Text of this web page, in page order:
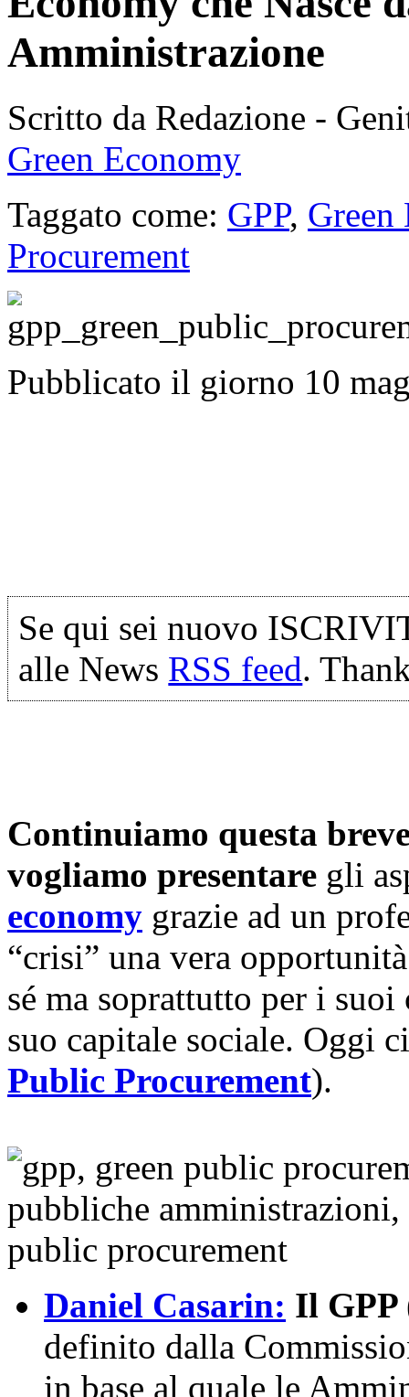
Amministrazione
Scritto da Redazione -
Green Economy
Taggato come: GPP, Green
Procurement
Pubblicato il giorno 10
Se qui sei nuovo
alle News RSS feed.
Continuiamo questa
vogliamo presentare gli
economy grazie ad un
“crisi” una vera
sé ma soprattutto per i
suo capitale sociale. Oggi
Public Procurement).
Daniel Casarin: Il GPP
definito dalla
in base al quale le